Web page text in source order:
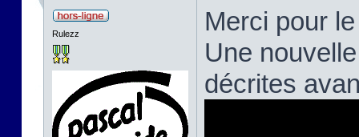
Rulezz
Merci pour
Une
décrites